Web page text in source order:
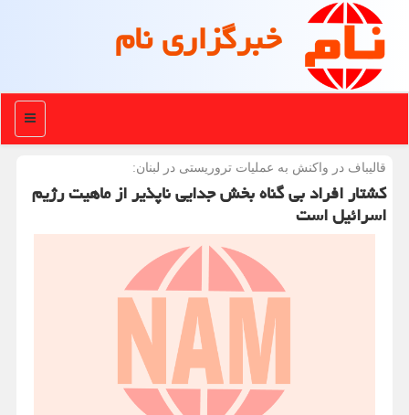
خبرگزاری نام
منو
قالیباف در واكنش به عملیات تروریستی در لبنان:
کشتار افراد بی گناه بخش جدایی ناپذیر از ماهیت رژیم
اسرائیل است